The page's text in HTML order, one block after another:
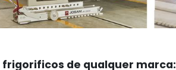
de qualquer marca: